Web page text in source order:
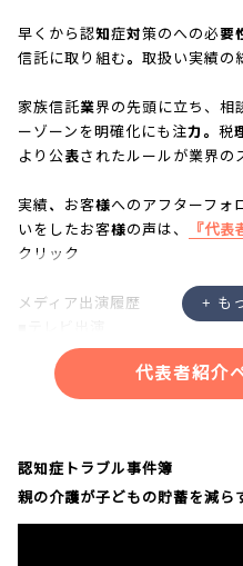
早くから認知症対策のへの必要
信託に取り組む。取扱い実績の
家族信託業界の先頭に立ち、相
ーゾーンを明確化にも注力。税
より公表されたルールが業界の
実績、お客様へのアフターフォ
いをしたお客様の声は、
『代
クリック
メディア出演履歴
・NHK「あさイチ」
・NHK「クローズアップ現代プ
・NHK「ニュースウォッチ９」
代表者紹介
認知症トラブル事件簿
親の介護が子どもの貯蓄を減ら